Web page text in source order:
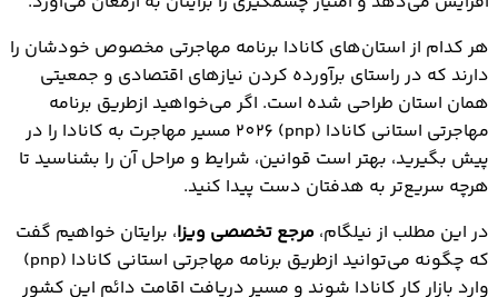
اشتباهات رایج در استفاده از برنامه مهاجرتی استانی
کانادا (pnp)
اشتباهات رایج در استفاده از برنامه مهاجرتی استانی
کانادا (pnp)
یافتن شغل برای استفاده از برنامه مهاجرتي استانی
کانادا (pnp)
هر کدام از استان‌های کانادا برنامه مهاجرتی مخصوص خودشان را
دارند که در راستای برآورده کردن نیازهای اقتصادی و جمعیتی
همان استان طراحی شده است. اگر می‌خواهید ازطریق برنامه
مهاجرتی استانی کانادا (pnp) 2026 مسیر مهاجرت به کانادا را در
پیش بگیرید، بهتر است قوانین، شرایط و مراحل آن را بشناسید تا
هرچه سریع‌تر به هدفتان دست پیدا کنید.
در این مطلب از نیلگام، مرجع تخصصی ویزا، برایتان خواهیم گفت
که چگونه می‌توانید ازطریق برنامه مهاجرتي استاني کانادا (pnp)
وارد بازار کار کانادا شوند و مسیر دریافت اقامت دائم این کشور